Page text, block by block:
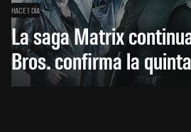
HACE 1 DÍA
La saga Matrix
Bros. confirma la